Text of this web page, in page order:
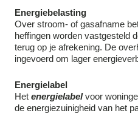
Energiebelasting
Over stroom- of gasafname
heffingen worden vastgesteld
terug op je afrekening. De
ingevoerd om lager
Energielabel
Het energielabelvoor
de energiezuinigheid van het